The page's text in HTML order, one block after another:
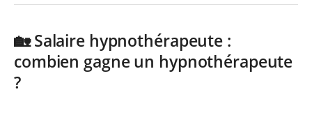
🏡 Salaire hypnothérapeute :
combien gagne un hypnothérapeute
?